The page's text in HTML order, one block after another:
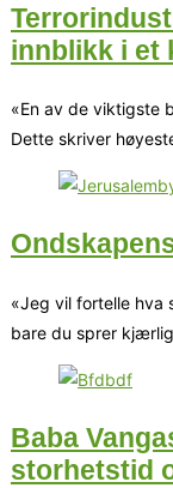
innblikk i et
«En av de viktigste
Dette skriver
«Jeg vil fortelle hva
bare du sprer
Baba
storhetstid